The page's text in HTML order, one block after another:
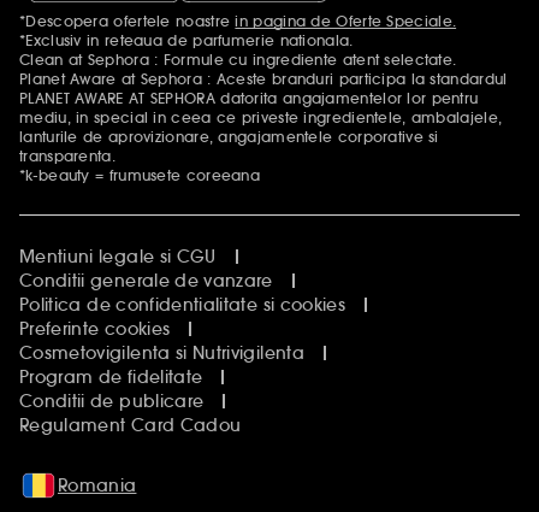
Mentiuni aditionale
*Descopera ofertele noastrein pagina de Oferte Speciale.
*Exclusiv in reteaua de parfumerie nationala.
Clean at Sephora : Formule cu ingrediente atent selectate.
Planet Aware at Sephora : Aceste branduri participa la standardul
PLANET AWARE AT SEPHORA datorita angajamentelor lor pentru
mediu, in special in ceea ce priveste ingredientele, ambalajele,
lanturile de aprovizionare, angajamentele corporative si
transparenta.
*k-beauty = frumusete coreeana
Mentiuni legale si CGU
Conditii generale de vanzare
Politica de confidentialitate si cookies
Preferinte cookies
Cosmetovigilenta si Nutrivigilenta
Program de fidelitate
Conditii de publicare
Regulament Card Cadou
Romania